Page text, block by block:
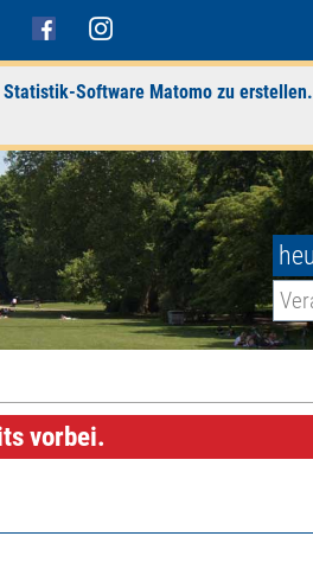
Software Matomo zu
vorbei.